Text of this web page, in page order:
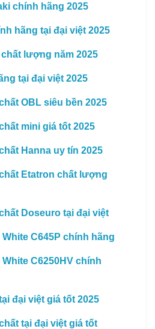
chính hãng 2025
hãng tại đại việt 2025
lượng năm 2025
tại đại việt 2025
OBL siêu bền 2025
mini giá tốt 2025
Hanna uy tín 2025
Etatron chất lượng
Doseuro tại đại việt
C645P chính hãng
C6250HV chính
đại việt giá tốt 2025
tại đại việt giá tốt